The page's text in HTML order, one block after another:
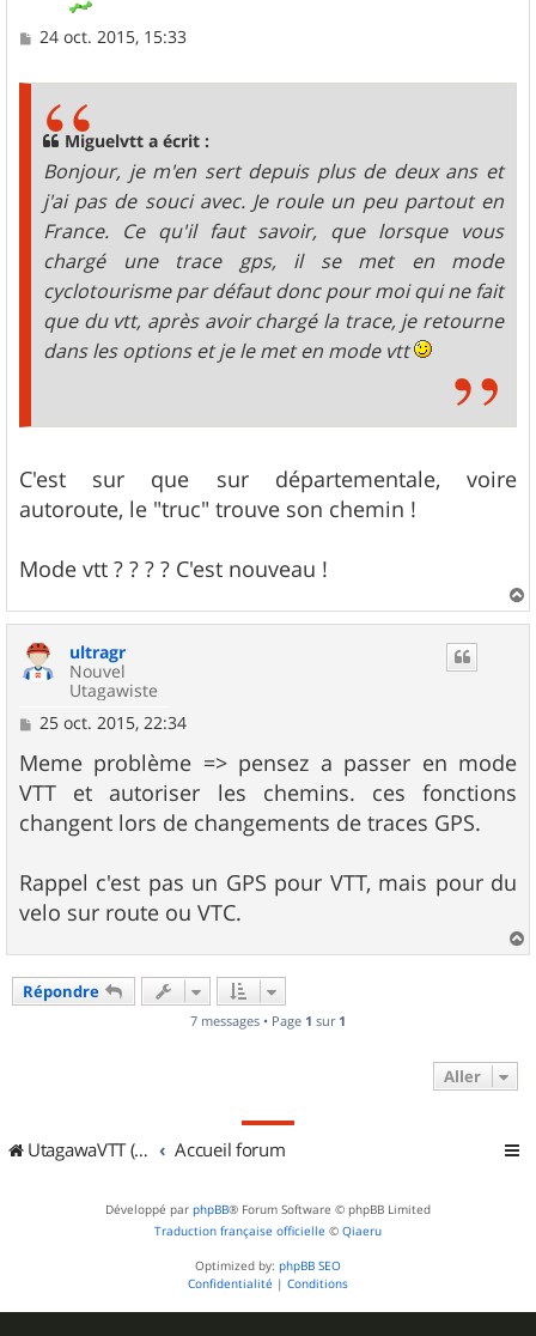
M
24 oct. 2015, 15:33
Miguelvtt a écrit :
Bonjour, je m'en sert depuis plus de deux ans et
j'ai pas de souci avec. Je roule un peu partout en
France. Ce qu'il faut savoir, que lorsque vous
chargé une trace gps, il se met en mode
cyclotourisme par défaut donc pour moi qui ne fait
que du vtt, après avoir chargé la trace, je retourne
dans les options et je le met en mode vtt
C'est sur que sur départementale, voire
autoroute, le "truc" trouve son chemin !
Mode vtt ? ? ? ? C'est nouveau !
a
ultragr
Nouvel
Utagawiste
M
s
s
a
g
e
25 oct. 2015, 22:34
Meme problème => pensez a passer en mode
VTT et autoriser les chemins. ces fonctions
changent lors de changements de traces GPS.
Rappel c'est pas un GPS pour VTT, mais pour du
velo sur route ou VTC.
a
Répondre
7 messages • Page 1 sur 1
Aller
UtagawaVTT (Randos VTT et VTTAE avec traces GPS) Accueil forum
Développé par phpBB® Forum Software © phpBB Limited
Traduction française officielle © Qiaeru
Optimized by: phpBB SEO
Confidentialité | Conditions